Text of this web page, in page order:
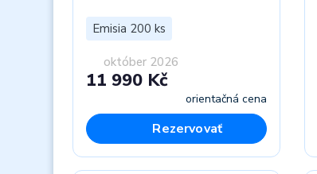
Emisia 200 ks
október 2026
11 990 Kč
orientačná cena
Rezervovať